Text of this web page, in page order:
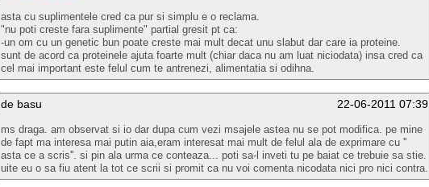
asta cu suplimentele cred ca pur si simplu e o reclama.
"nu poti creste fara suplimente" partial gresit pt ca:
-un om cu un genetic bun poate creste mai mult decat unu slabut dar care ia proteine.
sunt de acord ca proteinele ajuta foarte mult (chiar daca nu am luat niciodata) insa cred ca
cel mai important este felul cum te antrenezi, alimentatia si odihna.
22-06-2011 07:39
de basu
ms draga. am observat si io dar dupa cum vezi msajele astea nu se pot modifica. pe mine
de fapt ma interesa mai putin aia,eram interesat mai mult de felul ala de exprimare cu ''
asta ce a scris''. si pin ala urma ce conteaza... poti sa-l inveti tu pe baiat ce trebuie sa stie.
uite eu o sa fiu atent la tot ce scrii si promit ca nu voi comenta nicodata nici pro nici contra.